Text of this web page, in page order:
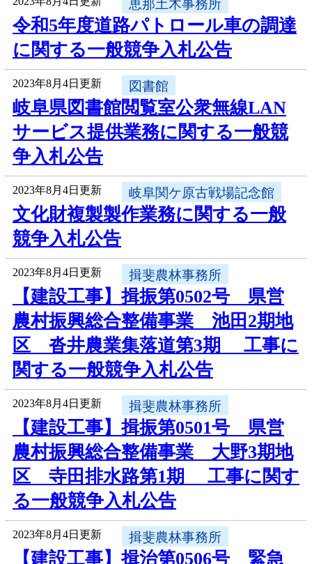
恵那土木事務所
令和5年度道路パトロール車の調達
に関する一般競争入札公告
2023年8月4日更新 図書館
岐阜県図書館閲覧室公衆無線LAN
サービス提供業務に関する一般競
争入札公告
2023年8月4日更新 岐阜関ケ原古戦場記念館
文化財複製製作業務に関する一般
競争入札公告
2023年8月4日更新 揖斐農林事務所
【建設工事】揖振第0502号 県営
農村振興総合整備事業 池田2期地
区 沓井農業集落道第3期 工事に
関する一般競争入札公告
2023年8月4日更新 揖斐農林事務所
【建設工事】揖振第0501号 県営
農村振興総合整備事業 大野3期地
区 寺田排水路第1期 工事に関す
る一般競争入札公告
2023年8月4日更新 揖斐農林事務所
【建設工事】揖治第0506号 緊急